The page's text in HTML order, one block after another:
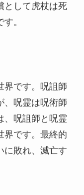
として虎杖は死
。
界です。呪詛師
、呪霊は呪術師
、呪詛師と呪霊
界です。最終的
に敗れ、滅亡す